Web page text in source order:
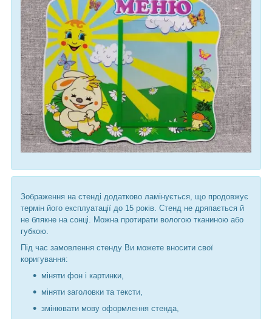
Зображення на стенді додатково ламінується, що продовжує
термін його експлуатації до 15 років. Стенд не дряпається й
не блякне на сонці. Можна протирати вологою тканиною або
губкою.
Під час замовлення стенду Ви можете вносити свої
коригування:
міняти фон і картинки,
міняти заголовки та тексти,
змінювати мову оформлення стенда,